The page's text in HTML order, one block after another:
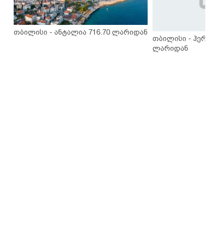
თბილისი - ანტალია 716.70 ლარიდან
თბილისი -
ლარიდან